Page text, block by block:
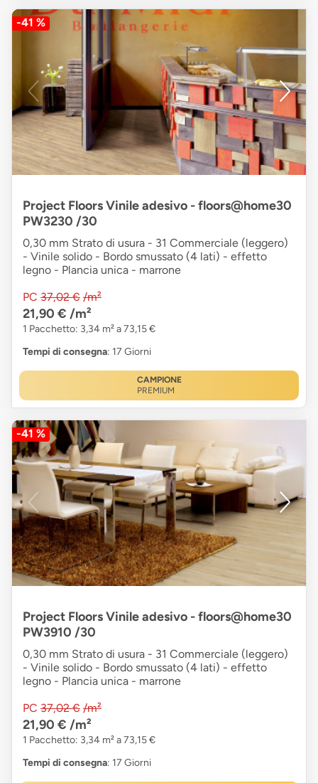
-41 %
Project Floors Vinile adesivo - floors@home30
PW3230 /30
0,30 mm Strato di usura - 31 Commerciale (leggero)
- Vinile solido - Bordo smussato (4 lati) - effetto
legno - Plancia unica - marrone
PC 37,02 € /m²
21,90 € /m²
1 Pacchetto: 3,34 m² a 73,15 €
Tempi di consegna: 17 Giorni
CAMPIONE
PREMIUM
-41 %
Project Floors Vinile adesivo - floors@home30
PW3910 /30
0,30 mm Strato di usura - 31 Commerciale (leggero)
- Vinile solido - Bordo smussato (4 lati) - effetto
legno - Plancia unica - marrone
PC 37,02 € /m²
21,90 € /m²
1 Pacchetto: 3,34 m² a 73,15 €
Tempi di consegna: 17 Giorni